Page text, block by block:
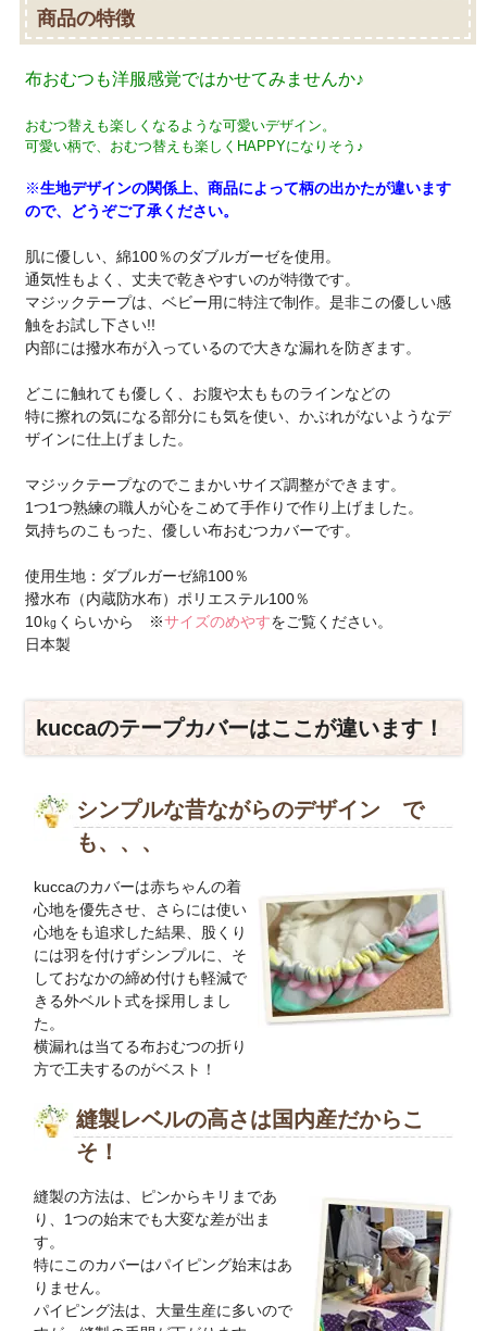
商品の特徴
布おむつも洋服感覚ではかせてみませんか♪
おむつ替えも楽しくなるような可愛いデザイン。
可愛い柄で、おむつ替えも楽しくHAPPYになりそう♪
※生地デザインの関係上、商品によって柄の出かたが違います
ので、どうぞご了承ください。
肌に優しい、綿100％のダブルガーゼを使用。
通気性もよく、丈夫で乾きやすいのが特徴です。
マジックテープは、ベビー用に特注で制作。是非この優しい感
触をお試し下さい!!
内部には撥水布が入っているので大きな漏れを防ぎます。
どこに触れても優しく、お腹や太もものラインなどの
特に擦れの気になる部分にも気を使い、かぶれがないようなデ
ザインに仕上げました。
マジックテープなのでこまかいサイズ調整ができます。
1つ1つ熟練の職人が心をこめて手作りで作り上げました。
気持ちのこもった、優しい布おむつカバーです。
使用生地：ダブルガーゼ綿100％
撥水布（内蔵防水布）ポリエステル100％
10㎏くらいから ※サイズのめやすをご覧ください。
日本製
kuccaのテープカバーはここが違います！
シンプルな昔ながらのデザイン で
も、、、
kuccaのカバーは赤ちゃんの着
心地を優先させ、さらには使い
心地をも追求した結果、股くり
には羽を付けずシンプルに、そ
しておなかの締め付けも軽減で
きる外ベルト式を採用しまし
た。
横漏れは当てる布おむつの折り
方で工夫するのがベスト！
縫製レベルの高さは国内産だからこ
そ！
縫製の方法は、ピンからキリまであ
り、1つの始末でも大変な差が出ま
す。
特にこのカバーはパイピング始末はあ
りません。
パイピング法は、大量生産に多いので